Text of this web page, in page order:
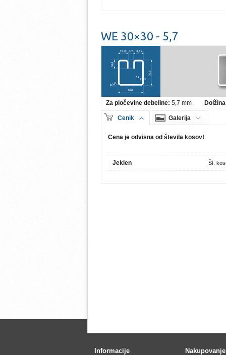
WE 30×30 - 5,7
Za pločevine debeline: 5,7 mm
Cenik Galerija
Cena je odvisna od števila kosov!
Jeklen Št.
Informacije